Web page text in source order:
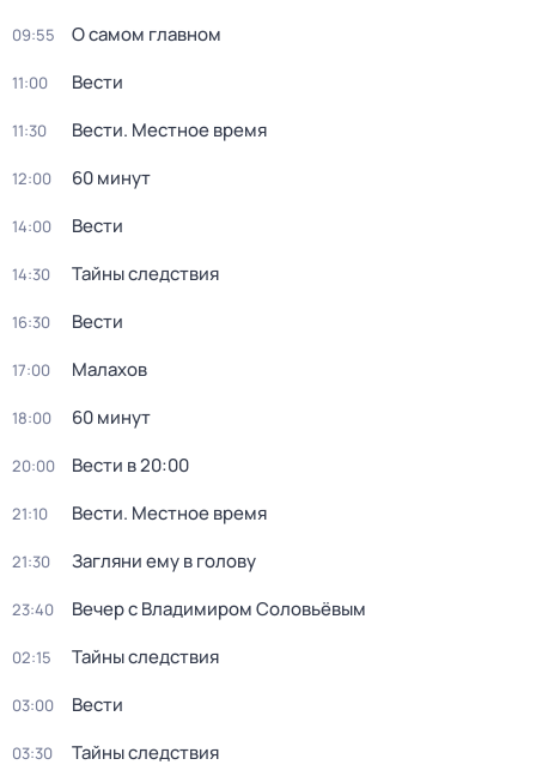
09:55 О самом главном
11:00 Вести
11:30 Вести. Местное время
12:00 60 минут
14:00 Вести
14:30 Тайны следствия
16:30 Вести
17:00 Малахов
18:00 60 минут
20:00 Вести в 20:00
21:10 Вести. Местное время
21:30 Загляни ему в голову
23:40 Вечер с Владимиром Соловьёвым
02:15 Тайны следствия
03:00 Вести
03:30 Тайны следствия